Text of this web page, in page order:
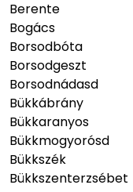
Berente
Bogács
Borsodbóta
Borsodgeszt
Borsodnádasd
Bükkábrány
Bükkaranyos
Bükkmogyorósd
Bükkszék
Bükkszenterzsébet